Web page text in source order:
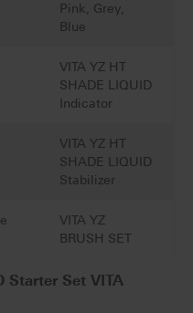
Pink, Grey,
Blue
VITA YZ HT
SHADE LIQUID
Indicator
VITA YZ HT
SHADE LIQUID
Stabilizer
VITA YZ
BRUSH SET
Starter Set VITA